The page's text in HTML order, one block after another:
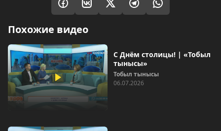
Похожие видео
С Днём столицы! | «Тобыл
тынысы»
Тобыл тынысы
06.07.2026